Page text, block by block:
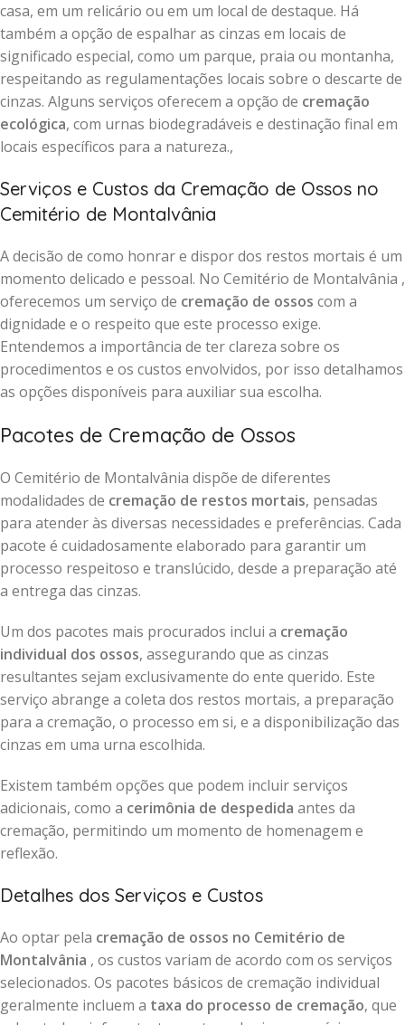
casa, em um relicário ou em um local de destaque. Há
também a opção de espalhar as cinzas em locais de
significado especial, como um parque, praia ou montanha,
respeitando as regulamentações locais sobre o descarte de
cinzas. Alguns serviços oferecem a opção de cremação
ecológica, com urnas biodegradáveis e destinação final em
locais específicos para a natureza.,
Serviços e Custos da Cremação de Ossos no
Cemitério de Montalvânia
A decisão de como honrar e dispor dos restos mortais é um
momento delicado e pessoal. No Cemitério de Montalvânia ,
oferecemos um serviço de cremação de ossos com a
dignidade e o respeito que este processo exige.
Entendemos a importância de ter clareza sobre os
procedimentos e os custos envolvidos, por isso detalhamos
as opções disponíveis para auxiliar sua escolha.
Pacotes de Cremação de Ossos
O Cemitério de Montalvânia dispõe de diferentes
modalidades de cremação de restos mortais, pensadas
para atender às diversas necessidades e preferências. Cada
pacote é cuidadosamente elaborado para garantir um
processo respeitoso e translúcido, desde a preparação até
a entrega das cinzas.
Um dos pacotes mais procurados inclui a cremação
individual dos ossos, assegurando que as cinzas
resultantes sejam exclusivamente do ente querido. Este
serviço abrange a coleta dos restos mortais, a preparação
para a cremação, o processo em si, e a disponibilização das
cinzas em uma urna escolhida.
Existem também opções que podem incluir serviços
adicionais, como a cerimônia de despedida antes da
cremação, permitindo um momento de homenagem e
reflexão.
Detalhes dos Serviços e Custos
Ao optar pela cremação de ossos no Cemitério de
Montalvânia , os custos variam de acordo com os serviços
selecionados. Os pacotes básicos de cremação individual
geralmente incluem a taxa do processo de cremação, que